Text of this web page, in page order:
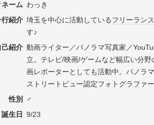
ネーム わっき
行紹介 埼玉を中心に活動しているフリーランス
す♪
己紹介 動画ライター／パノラマ写真家／
立。テレビ/映画/ゲームなど幅広い分
画レポーターとしても活動中。パノラ
ストリートビュー認定フォトグラファ
性別
♂
誕生日
9/23